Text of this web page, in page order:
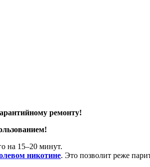
ремонту!
на 15–20 минут.
никотине. Это позволит реже